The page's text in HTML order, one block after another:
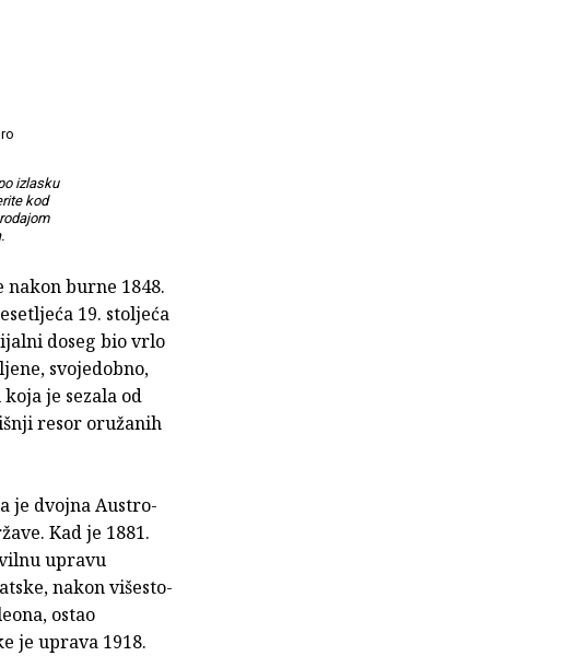
izlasku
kod
burne 1848.
19. stoljeća
doseg bio vrlo
svojedobno,
je sezala od
resor oružanih
je dvojna Austro-
Kad je 1881.
upravu
nakon višesto­
ostao
je uprava 1918.